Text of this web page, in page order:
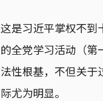
这是习近平掌权不到
的全党学习活动（
法性根基，不但关
际尤为明显。